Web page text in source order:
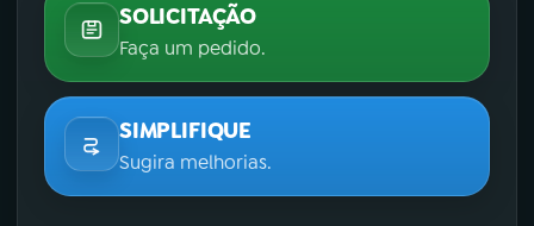
SOLICITAÇÃO
Faça um pedido.
SIMPLIFIQUE
Sugira melhorias.